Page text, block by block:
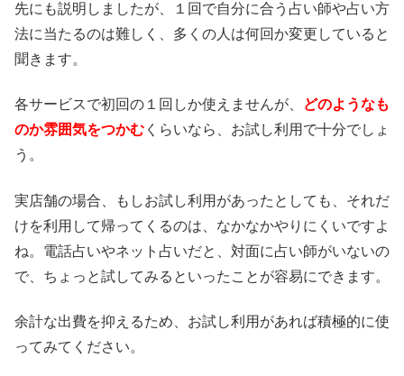
先にも説明しましたが、１回で自分に合う占い師や占い方
法に当たるのは難しく、多くの人は何回か変更していると
聞きます。
各サービスで初回の１回しか使えませんが、
どのようなも
のか雰囲気をつかむ くらいなら、お試し利用で十分でしょ
う。
実店舗の場合、もしお試し利用があったとしても、それだ
けを利用して帰ってくるのは、なかなかやりにくいですよ
ね。電話占いやネット占いだと、対面に占い師がいないの
で、ちょっと試してみるといったことが容易にできます。
余計な出費を抑えるため、お試し利用があれば積極的に使
ってみてください。